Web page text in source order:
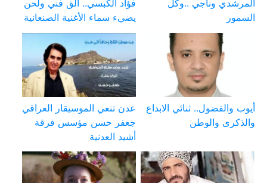
المرشدي وناجي ..وكل
السمور
فؤاد الكبسي.. ألق فني ولحن
يضيء سماء الأغنية الصنعانية
أيوب والفضول.. ثنائي الابداع
والذكرى والوطن
عدن تنعي الموسيقار العراقي
جعفر حسن مؤسس فرقة
أشيد العدنية